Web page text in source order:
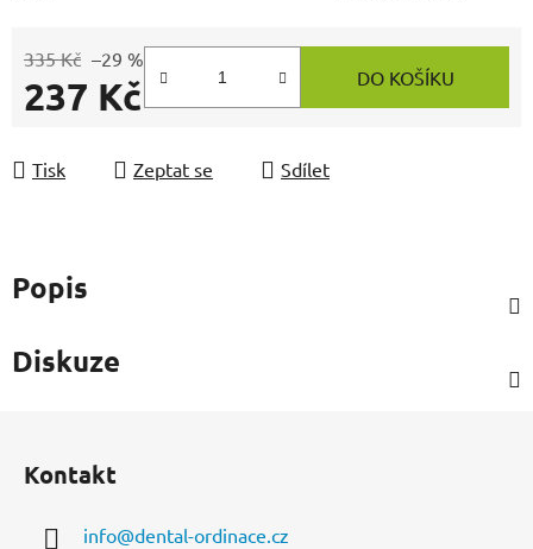
335 Kč –29 %
237 Kč DO KOŠÍKU
Tisk Zeptat se Sdílet
Popis
Diskuze
Kontakt
info@dental-ordinace.cz